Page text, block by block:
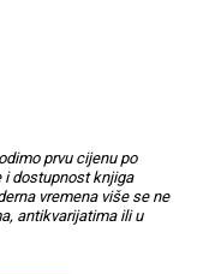
prvu cijenu po
i dostupnost knjiga
vremena više se ne
antikvarijatima ili u